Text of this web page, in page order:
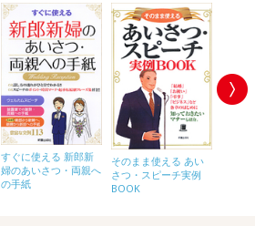
すぐに使える 新郎新
婦のあいさつ・両親へ
の手紙
そのまま使える あい
さつ・スピーチ実例
BOOK